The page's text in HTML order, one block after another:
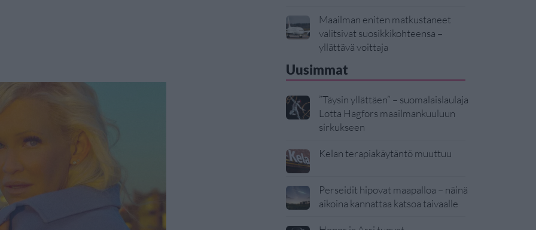
Maailman eniten matkustaneet
valitsivat suosikkikohteensa –
yllättävä voittaja
Uusimmat
”Täysin yllättäen” – suomalaislaulaja
Lotta Hagfors maailmankuuluun
sirkukseen
Kelan terapiakäytäntö muuttuu
Perseidit hipovat maapalloa – näinä
aikoina kannattaa katsoa taivaalle